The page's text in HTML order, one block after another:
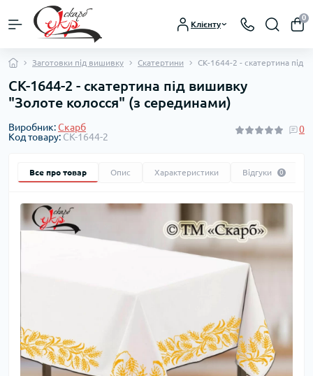
Клієнту
0
Заготовки під вишивку Скатертини СК-1644-2 - скатертина під
СК-1644-2 - скатертина під вишивку
"Золоте колосся" (з серединами)
Виробник:Скарб
Код товару: СК-1644-2
0
Все про товар Опис Характеристики Відгуки 0